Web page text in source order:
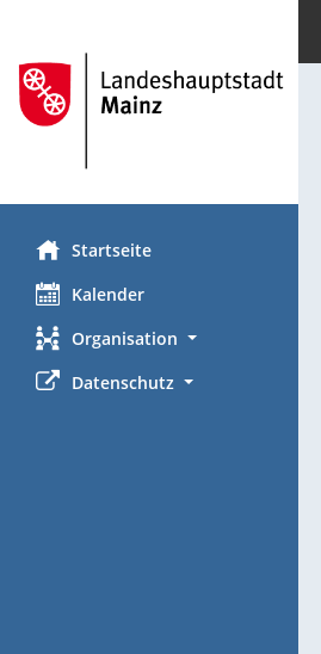
Startseite
Kalender
Organisation
Datenschutz